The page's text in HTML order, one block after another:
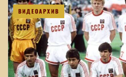
ВИДЕОАРХИВ